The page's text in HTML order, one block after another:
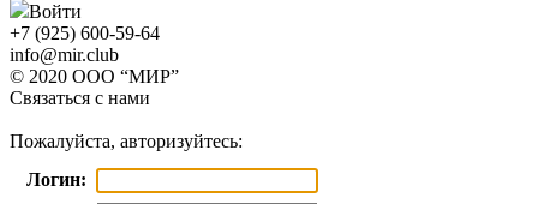
Войти
+7 (925) 600-59-64
info@mir.club
© 2020 ООО “МИР”
Связаться с нами
Пожалуйста, авторизуйтесь:
Логин: